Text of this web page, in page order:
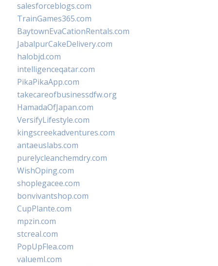
salesforceblogs.com
TrainGames365.com
BaytownEvaCationRentals.com
JabalpurCakeDelivery.com
halobjd.com
intelligenceqatar.com
PikaPikaApp.com
takecareofbusinessdfw.org
HamadaOfJapan.com
VersifyLifestyle.com
kingscreekadventures.com
antaeuslabs.com
purelycleanchemdry.com
WishOping.com
shoplegacee.com
bonvivantshop.com
CupPlante.com
mpzin.com
stcreal.com
PopUpFlea.com
valueml.com